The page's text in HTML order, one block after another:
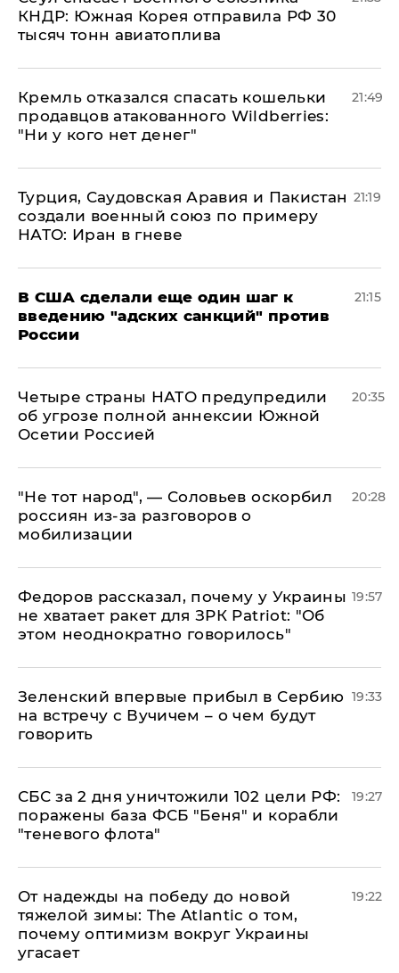
КНДР: Южная Корея отправила РФ 30
тысяч тонн авиатоплива
Кремль отказался спасать кошельки
продавцов атакованного Wildberries:
"Ни у кого нет денег"
21:49
Турция, Саудовская Аравия и Пакистан
создали военный союз по примеру
НАТО: Иран в гневе
21:19
В США сделали еще один шаг к
введению "адских санкций" против
России
21:15
Четыре страны НАТО предупредили
об угрозе полной аннексии Южной
Осетии Россией
20:35
​"Не тот народ", — Соловьев оскорбил
россиян из-за разговоров о
мобилизации
20:28
Федоров рассказал, почему у Украины
не хватает ракет для ЗРК Patriot: "Об
этом неоднократно говорилось"
19:57
Зеленский впервые прибыл в Сербию
на встречу с Вучичем – о чем будут
говорить
19:33
СБС за 2 дня уничтожили 102 цели РФ:
поражены база ФСБ "Беня" и корабли
"теневого флота"
19:27
От надежды на победу до новой
тяжелой зимы: The Atlantic о том,
почему оптимизм вокруг Украины
угасает
19:22